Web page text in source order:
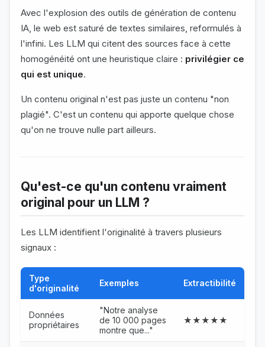
Avec l'explosion des outils de génération de contenu
IA, le web est saturé de textes similaires, reformulés à
l'infini. Les LLM qui citent des sources face à cette
homogénéité ont une heuristique claire : privilégier ce
qui est unique.
Un contenu original n'est pas juste un contenu "non
plagié". C'est un contenu qui apporte quelque chose
qu'on ne trouve nulle part ailleurs.
Qu'est-ce qu'un contenu vraiment
original pour un LLM ?
Les LLM identifient l'originalité à travers plusieurs
signaux :
Type
d'originalité
Exemples Extractibilité
Données
propriétaires
"Notre analyse
de 10 000 pages
montre que..."
★★★★★